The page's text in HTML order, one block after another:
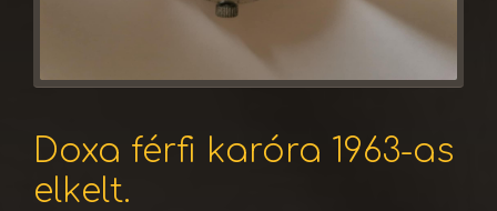
Doxa férfi karóra 1963-as
elkelt.